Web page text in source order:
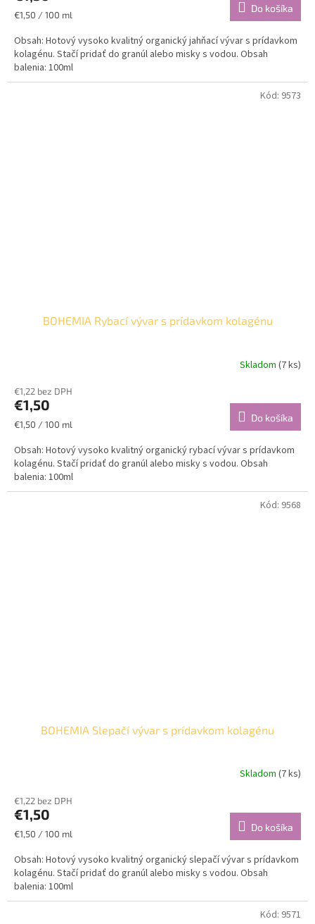
Jednotková
€1,50 / 100 ml
Do košíka
Obsah: Hotový vysoko kvalitný organický jahňací vývar s prídavkom
kolagénu. Stačí pridať do granúl alebo misky s vodou. Obsah
balenia: 100ml
BOHEMIA Rybací vývar s prídavkom kolagénu
Skladom (7 ks)
€1,22 bez DPH
€1,50
Jednotková
€1,50 / 100 ml
Do košíka
Obsah: Hotový vysoko kvalitný organický rybací vývar s prídavkom
kolagénu. Stačí pridať do granúl alebo misky s vodou. Obsah
balenia: 100ml
Kód: 9573
BOHEMIA Slepačí vývar s prídavkom kolagénu
Skladom (7 ks)
€1,22 bez DPH
€1,50
Jednotková
€1,50 / 100 ml
Do košíka
Obsah: Hotový vysoko kvalitný organický slepačí vývar s prídavkom
kolagénu. Stačí pridať do granúl alebo misky s vodou. Obsah
balenia: 100ml
Kód: 9568
Kód: 9571